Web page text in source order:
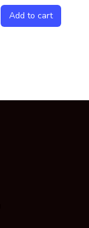
Add to cart